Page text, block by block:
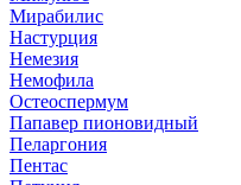
Мирабилис
Настурция
Немезия
Немофила
Остеоспермум
Папавер пионовидный
Пеларгония
Пентас